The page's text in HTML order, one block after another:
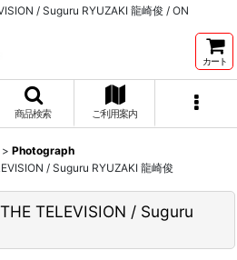
/ Suguru RYUZAKI 龍崎俊 / ON
カート
商品検索 ご利用案内
> Photograph
/ Suguru RYUZAKI 龍崎俊
TELEVISION / Suguru